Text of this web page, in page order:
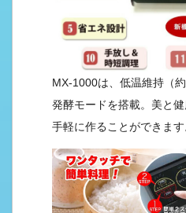
MX-1000は、低温維持（
発酵モードを搭載。美と
手軽に作ることができます